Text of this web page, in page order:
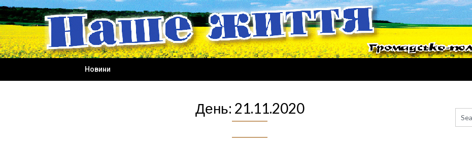
Skip
to
content
Новини
День: 21.11.2020